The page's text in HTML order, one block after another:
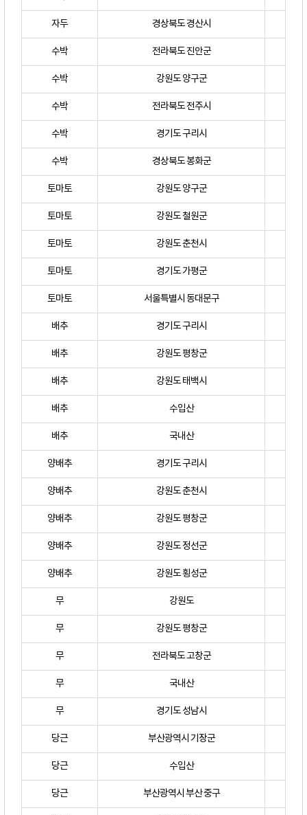
자두 경상북도 경산시
수박 전라북도 진안군
수박 강원도 양구군
수박 전라북도 전주시
수박 경기도 구리시
수박 경상북도 봉화군
토마토 강원도 양구군
토마토 강원도 철원군
토마토 강원도 춘천시
토마토 경기도 가평군
토마토 서울특별시 동대문구
배추 경기도 구리시
배추 강원도 평창군
배추 강원도 태백시
배추 수입산
배추 국내산
양배추 경기도 구리시
양배추 강원도 춘천시
양배추 강원도 평창군
양배추 강원도 정선군
양배추 강원도 횡성군
무 강원도
무 강원도 평창군
무 전라북도 고창군
무 국내산
무 경기도 성남시
당근 부산광역시 기장군
당근 수입산
당근 부산광역시 부산 중구